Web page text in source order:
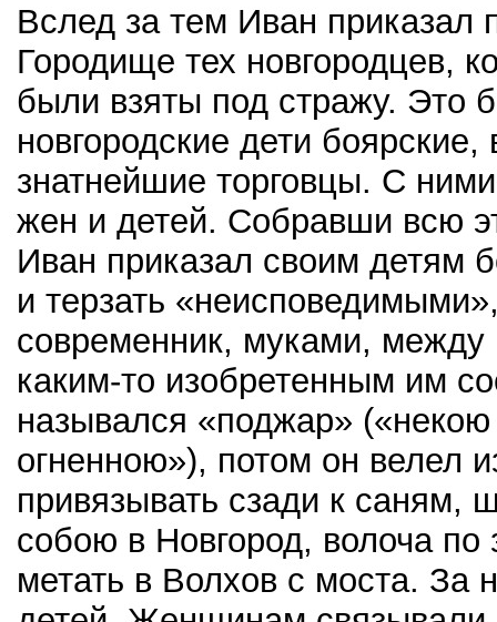
Вслед за тем Иван приказал
Городище тех новгородцев,
были взяты под стражу. Это
новгородские дети
знатнейшие торговцы. С
жен и детей. Собравши всю
Иван приказал своим детям
и терзать
современник, муками, между
каким-то изобретенным им
назывался «поджар»
огненною»), потом он велел
привязывать сзади к саням,
собою в Новгород, волоча
метать в Волхов с моста. За